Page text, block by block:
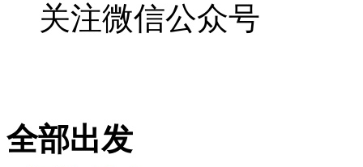
关注微信公众号
全部出发